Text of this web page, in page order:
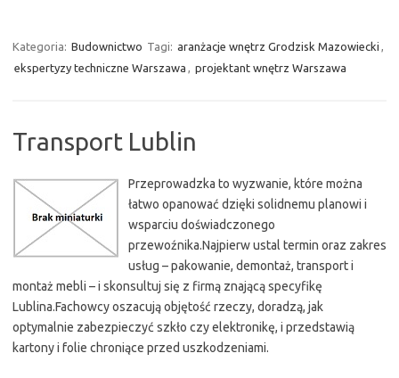
Kategoria: Budownictwo Tagi: aranżacje wnętrz Grodzisk Mazowiecki ,
ekspertyzy techniczne Warszawa , projektant wnętrz Warszawa
Transport Lublin
Przeprowadzka to wyzwanie, które można
łatwo opanować dzięki solidnemu planowi i
wsparciu doświadczonego
przewoźnika.Najpierw ustal termin oraz zakres
usług – pakowanie, demontaż, transport i
montaż mebli – i skonsultuj się z firmą znającą specyfikę
Lublina.Fachowcy oszacują objętość rzeczy, doradzą, jak
optymalnie zabezpieczyć szkło czy elektronikę, i przedstawią
kartony i folie chroniące przed uszkodzeniami.